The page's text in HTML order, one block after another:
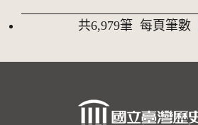
共6,979筆 每頁筆數